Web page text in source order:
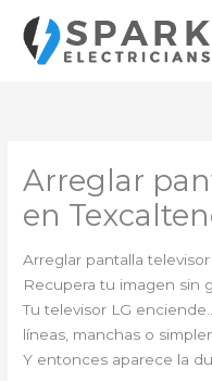
contenido
Arreglar
en
Arreglar pantalla
Recupera tu imagen sin
Tu televisor LG
líneas, manchas o
Y entonces aparece la